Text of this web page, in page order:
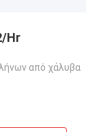
Hr
από χάλυβα